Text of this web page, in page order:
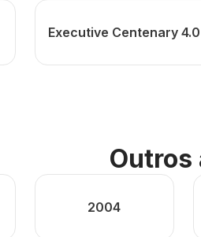
Executive Centenary 4.0
Outros
2004